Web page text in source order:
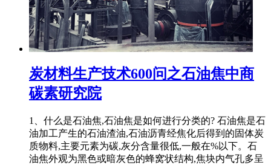
炭材料生产技术600问之石油焦中商
碳素研究院
1、什么是石油焦,石油焦是如何进行分类的? 石油焦是石
油加工产生的石油渣油,石油沥青经焦化后得到的固体炭
质物料,主要元素为碳,灰分含量很低,一般在%以下。石
油焦外观为黑色或暗灰色的蜂窝状结构,焦块内气孔多呈